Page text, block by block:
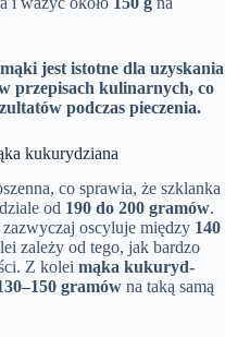
jest istotne dla uzyskania
przepisach kulinarnych, co
podczas pieczenia.
kukurydziana
co sprawia, że szklanka
od 190 do 200 gramów.
zazwyczaj oscyluje między 140
zależy od tego, jak bardzo
Z kolei mąka kuku­ryd­
gramów na taką samą